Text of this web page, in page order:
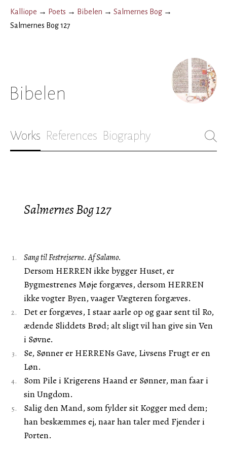
Kalliope → Poets → Bibelen → Salmernes Bog →
Salmernes Bog 127
Bibelen
Works References Biography
Salmernes Bog 127
Sang til Festrejserne. Af Salamo.
Dersom HERREN ikke bygger Huset, er
Bygmestrenes Møje forgæves, dersom HERREN
ikke vogter Byen, vaager Vægteren forgæves.
Det er forgæves, I staar aarle op og gaar sent til Ro,
ædende Sliddets Brød; alt sligt vil han give sin Ven
i Søvne.
Se, Sønner er HERRENs Gave, Livsens Frugt er en
Løn.
Som Pile i Krigerens Haand er Sønner, man faar i
sin Ungdom.
Salig den Mand, som fylder sit Kogger med dem;
han beskæmmes ej, naar han taler med Fjender i
Porten.